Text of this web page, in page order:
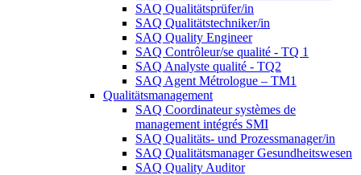
SAQ Qualitätsprüfer/in
SAQ Qualitätstechniker/in
SAQ Quality Engineer
SAQ Contrôleur/se qualité - TQ 1
SAQ Analyste qualité - TQ2
SAQ Agent Métrologue – TM1
Qualitätsmanagement
SAQ Coordinateur systèmes de
management intégrés SMI
SAQ Qualitäts- und Prozessmanager/in
SAQ Qualitätsmanager Gesundheitswesen
SAQ Quality Auditor